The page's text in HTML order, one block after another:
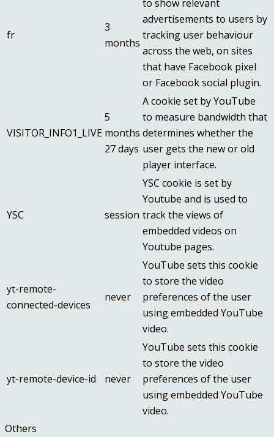
fr
3
months
to show relevant
advertisements to users by
tracking user behaviour
across the web, on sites
that have Facebook pixel
or Facebook social plugin.
VISITOR_INFO1_LIVE
5
months
27 days
A cookie set by YouTube
to measure bandwidth that
determines whether the
user gets the new or old
player interface.
YSC session
YSC cookie is set by
Youtube and is used to
track the views of
embedded videos on
Youtube pages.
yt-remote-
connected-devices
never
YouTube sets this cookie
to store the video
preferences of the user
using embedded YouTube
video.
yt-remote-device-id never
YouTube sets this cookie
to store the video
preferences of the user
using embedded YouTube
video.
Others